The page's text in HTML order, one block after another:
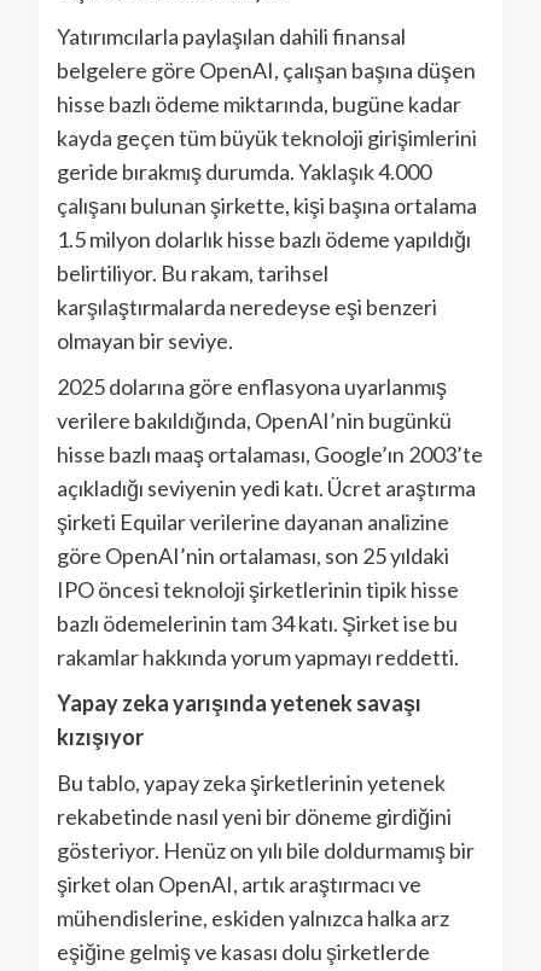
Yatırımcılarla paylaşılan dahili finansal
belgelere göre OpenAI, çalışan başına düşen
hisse bazlı ödeme miktarında, bugüne kadar
kayda geçen tüm büyük teknoloji girişimlerini
geride bırakmış durumda. Yaklaşık 4.000
çalışanı bulunan şirkette, kişi başına ortalama
1.5 milyon dolarlık hisse bazlı ödeme yapıldığı
belirtiliyor. Bu rakam, tarihsel
karşılaştırmalarda neredeyse eşi benzeri
olmayan bir seviye.
2025 dolarına göre enflasyona uyarlanmış
verilere bakıldığında, OpenAI’nin bugünkü
hisse bazlı maaş ortalaması, Google’ın 2003’te
açıkladığı seviyenin yedi katı. Ücret araştırma
şirketi Equilar verilerine dayanan analizine
göre OpenAI’nin ortalaması, son 25 yıldaki
IPO öncesi teknoloji şirketlerinin tipik hisse
bazlı ödemelerinin tam 34 katı. Şirket ise bu
rakamlar hakkında yorum yapmayı reddetti.
Yapay zeka yarışında yetenek savaşı
kızışıyor
Bu tablo, yapay zeka şirketlerinin yetenek
rekabetinde nasıl yeni bir döneme girdiğini
gösteriyor. Henüz on yılı bile doldurmamış bir
şirket olan OpenAI, artık araştırmacı ve
mühendislerine, eskiden yalnızca halka arz
eşiğine gelmiş ve kasası dolu şirketlerde